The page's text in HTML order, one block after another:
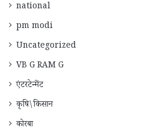
national
pm modi
Uncategorized
VB G RAM G
एंटरटेन्मेंट
कृषि\किसान
कोरबा